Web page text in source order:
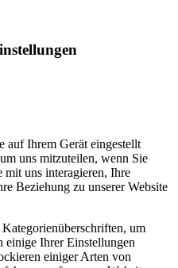
auf Ihrem Gerät eingestellt
uns mitzuteilen, wenn Sie
mit uns interagieren, Ihre
Beziehung zu unserer Website
um
einige Ihrer Einstellungen
einiger Arten von